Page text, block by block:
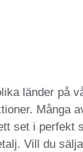
länder på
Många
set i perfekt
Vill du